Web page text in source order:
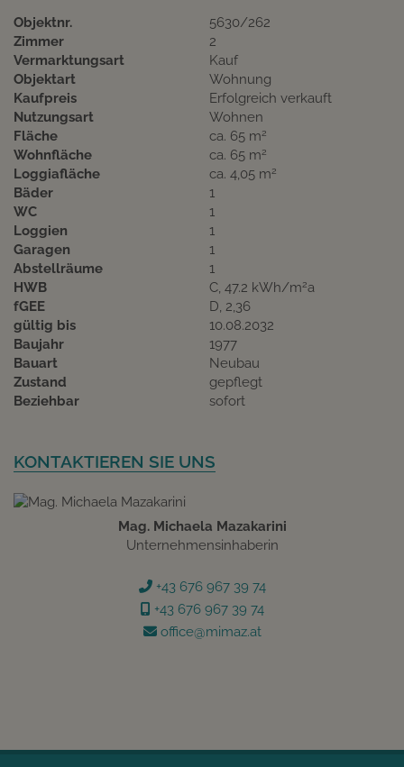
Objektnr.
5630/262
Zimmer
2
Vermarktungsart
Kauf
Objektart
Wohnung
Kaufpreis
Erfolgreich verkauft
Nutzungsart
Wohnen
Fläche
ca. 65 m2
Wohnfläche ca. 65 m2
Loggiafläche ca. 4,05 m2
Bäder
1
WC
1
Loggien
1
Garagen
1
Abstellräume
1
HWB
C, 47.2 kWh/m2a
fGEE
D, 2,36
gültig bis
10.08.2032
Baujahr
1977
Bauart
Neubau
Zustand
gepflegt
Beziehbar
sofort
KONTAKTIEREN SIE UNS
Mag. Michaela Mazakarini
Unternehmensinhaberin
+43 676 967 39 74
+43 676 967 39 74
office@mimaz.at